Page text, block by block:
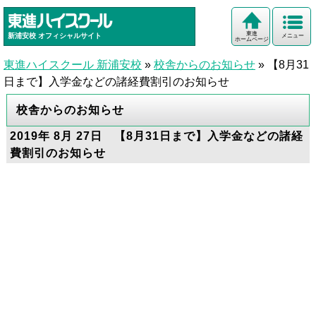
新浦安校 オフィシャルサイト メニュー
東進
ホームページ
東進ハイスクール 新浦安校 » 校舎からのお知らせ »
【8月31
日まで】入学金などの諸経費割引のお知らせ
校舎からのお知らせ
2019年 8月 27日 【8月31日まで】入学金などの諸経
費割引のお知らせ